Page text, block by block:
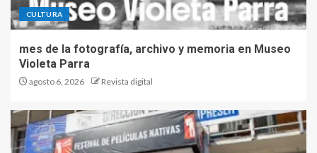
CULTURA
mes de la fotografía, archivo y memoria en Museo
Violeta Parra
agosto 6, 2026 Revista digital